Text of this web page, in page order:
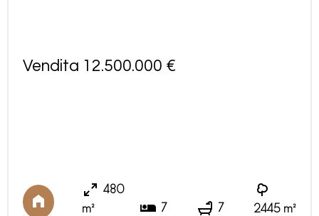
Vendita 12.500.000 €
480
m²
7 7 2445 m²